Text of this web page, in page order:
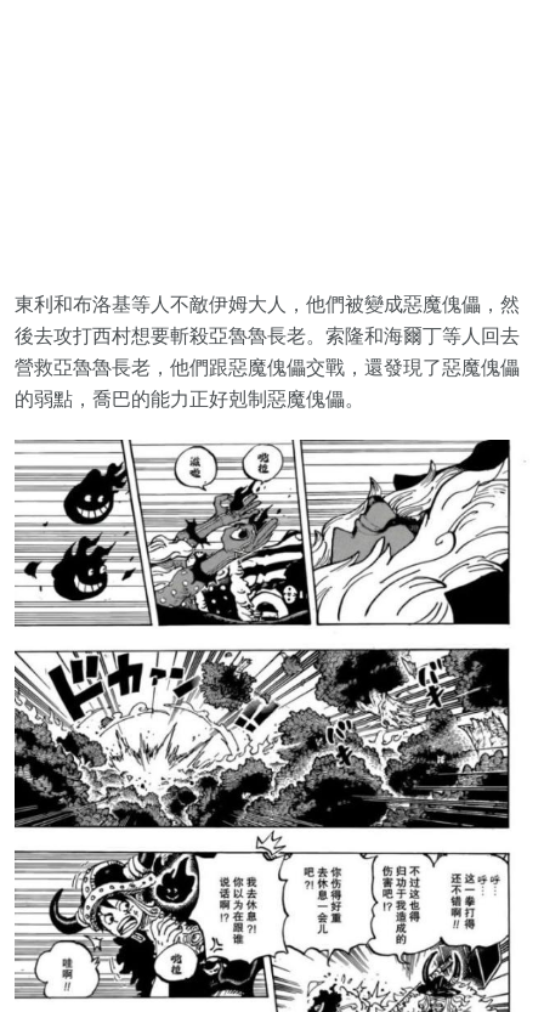
東利和布洛基等人不敵伊姆大人，他們被變成惡魔傀儡，然
後去攻打西村想要斬殺亞魯魯長老。索隆和海爾丁等人回去
營救亞魯魯長老，他們跟惡魔傀儡交戰，還發現了惡魔傀儡
的弱點，喬巴的能力正好剋制惡魔傀儡。